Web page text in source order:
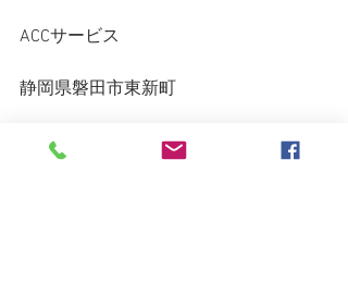
ACCサービス
静岡県磐田市東新町
7:00〜23:00 年中無休